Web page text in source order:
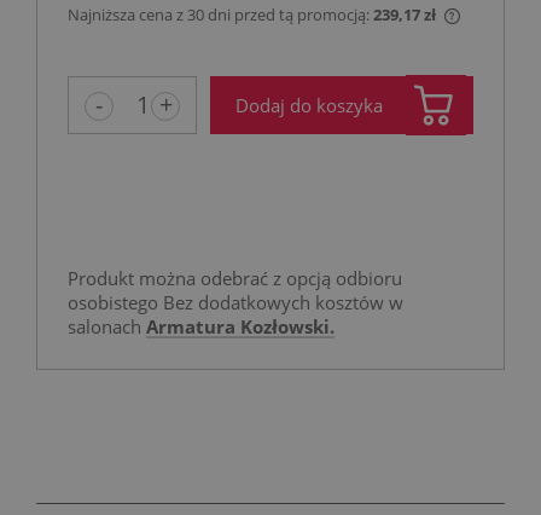
Najniższa cena z 30 dni przed tą promocją:239,17 zł
- + Dodaj do koszyka
Produkt można odebrać z opcją odbioru
osobistego Bez dodatkowych kosztów w
salonach Armatura Kozłowski.